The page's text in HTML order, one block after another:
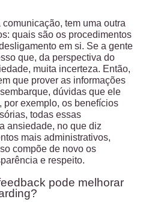
tem uma outra
quais são os procedimentos
em si. Se a gente
que, da perspectiva do
muita incerteza. Então,
que prover as informações
dúvidas que ele
por exemplo, os benefícios
todas essas
ansiedade, no que diz
mais administrativos,
compõe de novo os
e respeito.
pode melhorar